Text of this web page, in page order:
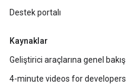
Destek portalı
Kaynaklar
Geliştirici araçlarına genel bakış
4-minute videos for developers